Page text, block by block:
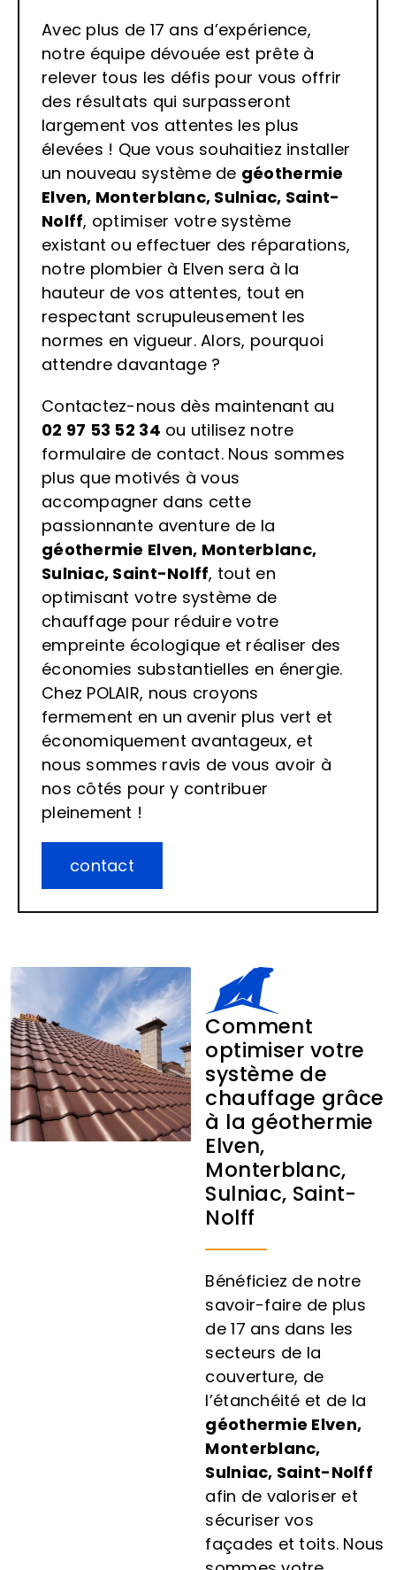
Avec plus de 17 ans d’expérience,
notre équipe dévouée est prête à
relever tous les défis pour vous offrir
des résultats qui surpasseront
largement vos attentes les plus
élevées ! Que vous souhaitiez installer
un nouveau système de géothermie
Elven, Monterblanc, Sulniac, Saint-
Nolff, optimiser votre système
existant ou effectuer des réparations,
notre plombier à Elven sera à la
hauteur de vos attentes, tout en
respectant scrupuleusement les
normes en vigueur. Alors, pourquoi
attendre davantage ?
Contactez-nous dès maintenant au
02 97 53 52 34 ou utilisez notre
formulaire de contact. Nous sommes
plus que motivés à vous
accompagner dans cette
passionnante aventure de la
géothermie Elven, Monterblanc,
Sulniac, Saint-Nolff, tout en
optimisant votre système de
chauffage pour réduire votre
empreinte écologique et réaliser des
économies substantielles en énergie.
Chez POLAIR, nous croyons
fermement en un avenir plus vert et
économiquement avantageux, et
nous sommes ravis de vous avoir à
nos côtés pour y contribuer
pleinement !
contact
Comment
optimiser votre
système de
chauffage grâce
à la géothermie
Elven,
Monterblanc,
Sulniac, Saint-
Nolff
Bénéficiez de notre
savoir-faire de plus
de 17 ans dans les
secteurs de la
couverture, de
l’étanchéité et de la
géothermie Elven,
Monterblanc,
Sulniac, Saint-Nolff
afin de valoriser et
sécuriser vos
façades et toits. Nous